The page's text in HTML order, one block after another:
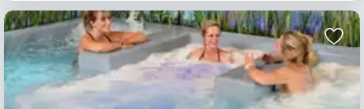
commerces, ses cafés et son ambiance unique.
Venise-en-Québec est également une
destination très populaire grâce à ses plages,
ses marinas et ses activités nautiques. Les
visiteurs peuvent aussi découvrir plusieurs
aux
favoris